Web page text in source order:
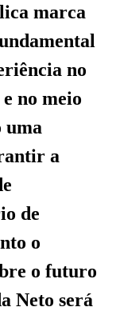
marca
no
no meio
uma
a
de
o
o futuro
Neto será